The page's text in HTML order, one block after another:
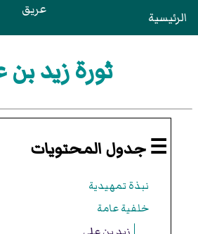
الرئيسية عريق
ثورة زيد بن
☰ جدول المحتويات
نبذة تمهيدية
خلفية عامة